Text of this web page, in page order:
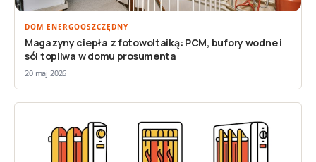
DOM ENERGOOSZCZĘDNY
Magazyny ciepła z fotowoltaiką: PCM, bufory wodne i
sól topliwa w domu prosumenta
20 maj 2026